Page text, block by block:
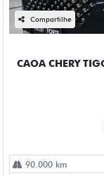
CHEVROLET